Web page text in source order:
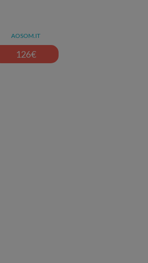
AOSOM.IT
126€